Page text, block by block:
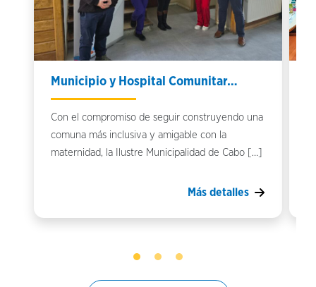
Municipio y Hospital Comunitar…
Con el compromiso de seguir construyendo una
comuna más inclusiva y amigable con la
maternidad, la Ilustre Municipalidad de Cabo […]
Más detalles